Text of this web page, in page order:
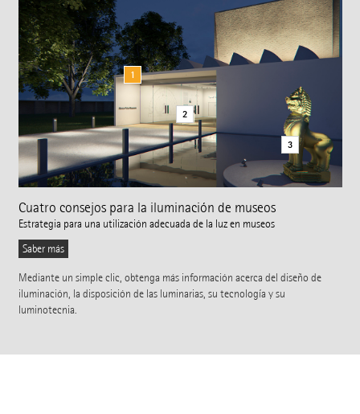
1
2
3
Cuatro consejos para la iluminación de museos
Estrategia para una utilización adecuada de la luz en museos
Saber más
Mediante un simple clic, obtenga más información acerca del diseño de
iluminación, la disposición de las luminarias, su tecnología y su
luminotecnia.